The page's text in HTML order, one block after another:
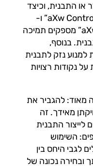
או התבנית, וכיצד
עזרים כדוגמת “aXw Control ScrewPilot” ו-
“aXw Control ReferencePilot” מספקים תמיכה
בנוסף,
למנוע נזק לתבנית
נקודות רצויות
מאוד: להגביר את
מאידך. זה
התבנית
השימוש
לגבי היחס בין
ובחירה נכונה של